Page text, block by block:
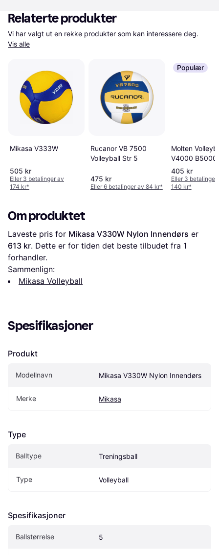
Relaterte produkter
Vis alle
Mikasa V333W
505 kr
Eller 3 betalinger av
174 kr*
Rucanor VB 7500
Volleyball Str 5
475 kr
Eller 6 betalinger av 84 kr*
Populær
Molten
V4000 B5000
År 5
405 kr
Eller 3 betalinger
140 kr*
Om produktet
Laveste pris for Mikasa V330W Nylon Innendørs
613 kr. Dette er for tiden det beste tilbudet fra 1
forhandler.
Sammenlign:
Mikasa Volleyball
Spesifikasjoner
Produkt
Modellnavn Mikasa V330W Nylon Innendørs
Merke Mikasa
Type
Balltype Treningsball
Type Volleyball
Spesifikasjoner
Ballstørrelse 5